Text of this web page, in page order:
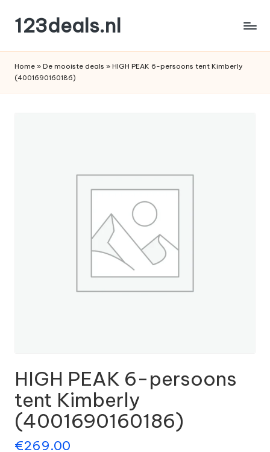
de
inhoud
123deals.nl
deals
Home » De mooiste deals » HIGH PEAK 6-persoons tent Kimberly
(4001690160186)
HIGH PEAK 6-persoons
tent Kimberly
(4001690160186)
€269.00